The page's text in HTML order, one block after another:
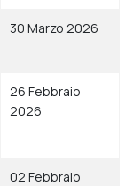
30 Marzo 2026
26 Febbraio
2026
02 Febbraio